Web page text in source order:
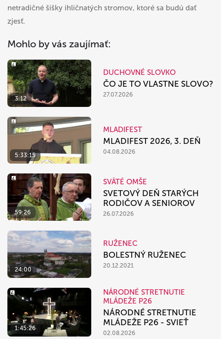
netradičné šišky ihličnatých stromov, ktoré sa budú dať
zjesť.
Mohlo by vás zaujímať:
3:12
DUCHOVNÉ SLOVKO
ČO JE TO VLASTNE SLOVO?
27.07.2026
5:33:15
MLADIFEST
MLADIFEST 2026, 3. DEŇ
04.08.2026
59:26
SVÄTÉ OMŠE
SVETOVÝ DEŇ STARÝCH
RODIČOV A SENIOROV
26.07.2026
24:00
RUŽENEC
BOLESTNÝ RUŽENEC
20.12.2021
1:45:26
NÁRODNÉ STRETNUTIE
MLÁDEŽE P26
NÁRODNÉ STRETNUTIE
MLÁDEŽE P26 - SVIEŤ
02.08.2026